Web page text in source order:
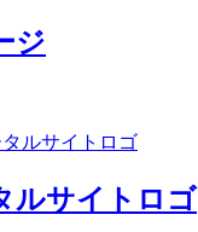
ジ
ルサイトロゴ